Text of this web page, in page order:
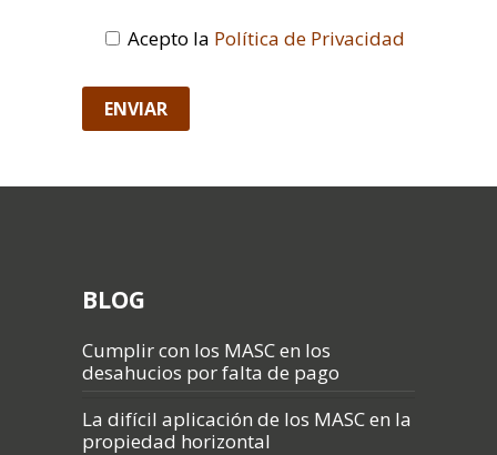
Acepto la Política de Privacidad
BLOG
Cumplir con los MASC en los
desahucios por falta de pago
La difícil aplicación de los MASC en la
propiedad horizontal